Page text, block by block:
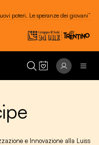
e Innovazione alla Luiss